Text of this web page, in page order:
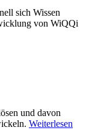
sich Wissen
von WiQQi
und davon
Weiterlesen